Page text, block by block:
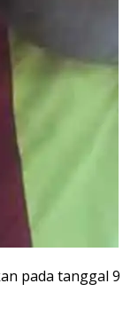
pada tanggal